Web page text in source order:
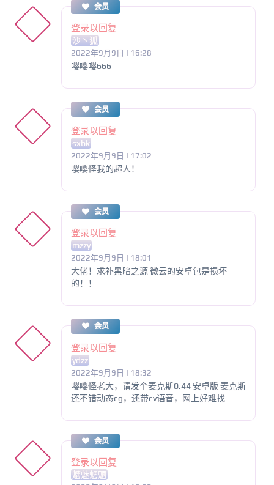
会员
登录以回复
沙丶狐
2022年9月9日 | 16:28
嘤嘤嘤666
会员
登录以回复
sxbk
2022年9月9日 | 17:02
嘤嘤怪我的超人！
会员
登录以回复
mzzy
2022年9月9日 | 18:01
大佬！求补黑暗之源 微云的安卓包是损坏
的！！
会员
登录以回复
ydzz
2022年9月9日 | 18:32
嘤嘤怪老大，请发个麦克斯0.44 安卓版 麦克斯
还不错动态cg，还带cv语音，网上好难找
会员
登录以回复
魑魅魍魉